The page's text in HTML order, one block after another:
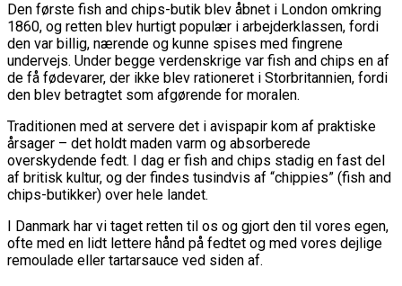
Den første fish and chips-butik blev åbnet i London omkring
1860, og retten blev hurtigt populær i arbejderklassen, fordi
den var billig, nærende og kunne spises med fingrene
undervejs. Under begge verdenskrige var fish and chips en af
de få fødevarer, der ikke blev rationeret i Storbritannien, fordi
den blev betragtet som afgørende for moralen.
Traditionen med at servere det i avispapir kom af praktiske
årsager – det holdt maden varm og absorberede
overskydende fedt. I dag er fish and chips stadig en fast del
af britisk kultur, og der findes tusindvis af “chippies” (fish and
chips-butikker) over hele landet.
I Danmark har vi taget retten til os og gjort den til vores egen,
ofte med en lidt lettere hånd på fedtet og med vores dejlige
remoulade eller tartarsauce ved siden af.